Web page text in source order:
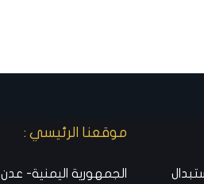
موقعنا الرئيسي :
الجمهورية اليمنية- عدن